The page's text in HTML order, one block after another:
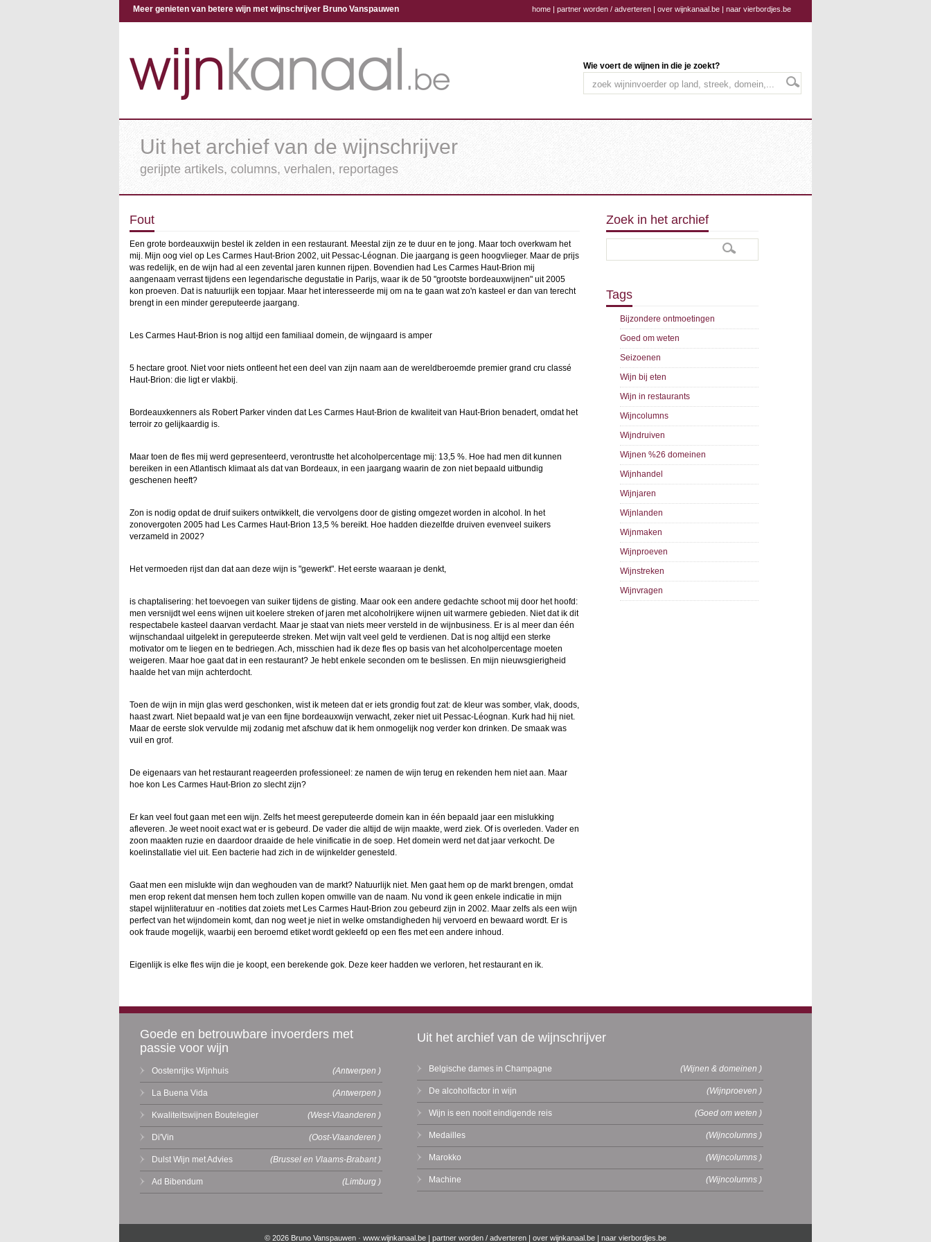
Meer genieten van betere wijn met wijnschrijver Bruno Vanspauwen home | partner worden / adverteren | over wijnkanaal.be | naar vierbordjes.be
Wie voert de wijnen in die je zoekt?
Uit het archief van de wijnschrijver
gerijpte artikels, columns, verhalen, reportages
Fout
Een grote bordeauxwijn bestel ik zelden in een restaurant. Meestal zijn ze te duur en te jong. Maar toch overkwam het
mij. Mijn oog viel op Les Carmes Haut-Brion 2002, uit Pessac-Léognan. Die jaargang is geen hoogvlieger. Maar de prijs
was redelijk, en de wijn had al een zevental jaren kunnen rijpen. Bovendien had Les Carmes Haut-Brion mij
aangenaam verrast tijdens een legendarische degustatie in Parijs, waar ik de 50 "grootste bordeauxwijnen" uit 2005
kon proeven. Dat is natuurlijk een topjaar. Maar het interesseerde mij om na te gaan wat zo'n kasteel er dan van terecht
brengt in een minder gereputeerde jaargang.
Les Carmes Haut-Brion is nog altijd een familiaal domein, de wijngaard is amper
5 hectare groot. Niet voor niets ontleent het een deel van zijn naam aan de wereldberoemde premier grand cru classé
Haut-Brion: die ligt er vlakbij.
Bordeauxkenners als Robert Parker vinden dat Les Carmes Haut-Brion de kwaliteit van Haut-Brion benadert, omdat het
terroir zo gelijkaardig is.
Maar toen de fles mij werd gepresenteerd, verontrustte het alcoholpercentage mij: 13,5 %. Hoe had men dit kunnen
bereiken in een Atlantisch klimaat als dat van Bordeaux, in een jaargang waarin de zon niet bepaald uitbundig
geschenen heeft?
Zon is nodig opdat de druif suikers ontwikkelt, die vervolgens door de gisting omgezet worden in alcohol. In het
zonovergoten 2005 had Les Carmes Haut-Brion 13,5 % bereikt. Hoe hadden diezelfde druiven evenveel suikers
verzameld in 2002?
Het vermoeden rijst dan dat aan deze wijn is "gewerkt". Het eerste waaraan je denkt,
is chaptalisering: het toevoegen van suiker tijdens de gisting. Maar ook een andere gedachte schoot mij door het hoofd:
men versnijdt wel eens wijnen uit koelere streken of jaren met alcoholrijkere wijnen uit warmere gebieden. Niet dat ik dit
respectabele kasteel daarvan verdacht. Maar je staat van niets meer versteld in de wijnbusiness. Er is al meer dan één
wijnschandaal uitgelekt in gereputeerde streken. Met wijn valt veel geld te verdienen. Dat is nog altijd een sterke
motivator om te liegen en te bedriegen. Ach, misschien had ik deze fles op basis van het alcoholpercentage moeten
weigeren. Maar hoe gaat dat in een restaurant? Je hebt enkele seconden om te beslissen. En mijn nieuwsgierigheid
haalde het van mijn achterdocht.
Toen de wijn in mijn glas werd geschonken, wist ik meteen dat er iets grondig fout zat: de kleur was somber, vlak, doods,
haast zwart. Niet bepaald wat je van een fijne bordeauxwijn verwacht, zeker niet uit Pessac-Léognan. Kurk had hij niet.
Maar de eerste slok vervulde mij zodanig met afschuw dat ik hem onmogelijk nog verder kon drinken. De smaak was
vuil en grof.
De eigenaars van het restaurant reageerden professioneel: ze namen de wijn terug en rekenden hem niet aan. Maar
hoe kon Les Carmes Haut-Brion zo slecht zijn?
Er kan veel fout gaan met een wijn. Zelfs het meest gereputeerde domein kan in één bepaald jaar een mislukking
afleveren. Je weet nooit exact wat er is gebeurd. De vader die altijd de wijn maakte, werd ziek. Of is overleden. Vader en
zoon maakten ruzie en daardoor draaide de hele vinificatie in de soep. Het domein werd net dat jaar verkocht. De
koelinstallatie viel uit. Een bacterie had zich in de wijnkelder genesteld.
Gaat men een mislukte wijn dan weghouden van de markt? Natuurlijk niet. Men gaat hem op de markt brengen, omdat
men erop rekent dat mensen hem toch zullen kopen omwille van de naam. Nu vond ik geen enkele indicatie in mijn
stapel wijnliteratuur en -notities dat zoiets met Les Carmes Haut-Brion zou gebeurd zijn in 2002. Maar zelfs als een wijn
perfect van het wijndomein komt, dan nog weet je niet in welke omstandigheden hij vervoerd en bewaard wordt. Er is
ook fraude mogelijk, waarbij een beroemd etiket wordt gekleefd op een fles met een andere inhoud.
Eigenlijk is elke fles wijn die je koopt, een berekende gok. Deze keer hadden we verloren, het restaurant en ik.
Zoek in het archief
Tags
Bijzondere ontmoetingen
Goed om weten
Seizoenen
Wijn bij eten
Wijn in restaurants
Wijncolumns
Wijndruiven
Wijnen %26 domeinen
Wijnhandel
Wijnjaren
Wijnlanden
Wijnmaken
Wijnproeven
Wijnstreken
Wijnvragen
Goede en betrouwbare invoerders met
passie voor wijn
Oostenrijks Wijnhuis (Antwerpen )
La Buena Vida (Antwerpen )
Kwaliteitswijnen Boutelegier (West-Vlaanderen )
Di'Vin (Oost-Vlaanderen )
Dulst Wijn met Advies (Brussel en Vlaams-Brabant )
Ad Bibendum (Limburg )
Uit het archief van de wijnschrijver
Belgische dames in Champagne (Wijnen & domeinen )
De alcoholfactor in wijn (Wijnproeven )
Wijn is een nooit eindigende reis (Goed om weten )
Medailles (Wijncolumns )
Marokko (Wijncolumns )
Machine (Wijncolumns )
© 2026 Bruno Vanspauwen · www.wijnkanaal.be | partner worden / adverteren | over wijnkanaal.be | naar vierbordjes.be